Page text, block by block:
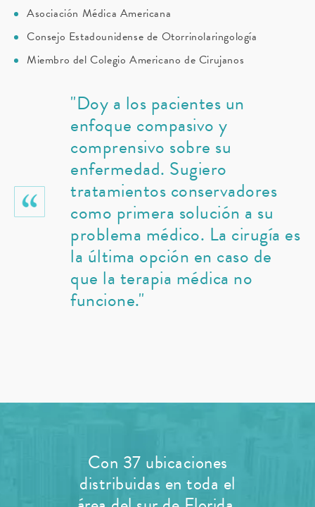
Asociación Médica Americana
Consejo Estadounidense de Otorrinolaringología
Miembro del Colegio Americano de Cirujanos
"Doy a los pacientes un
enfoque compasivo y
comprensivo sobre su
enfermedad. Sugiero
tratamientos conservadores
como primera solución a su
problema médico. La cirugía es
la última opción en caso de
que la terapia médica no
funcione."
Con 37 ubicaciones
distribuidas en toda el